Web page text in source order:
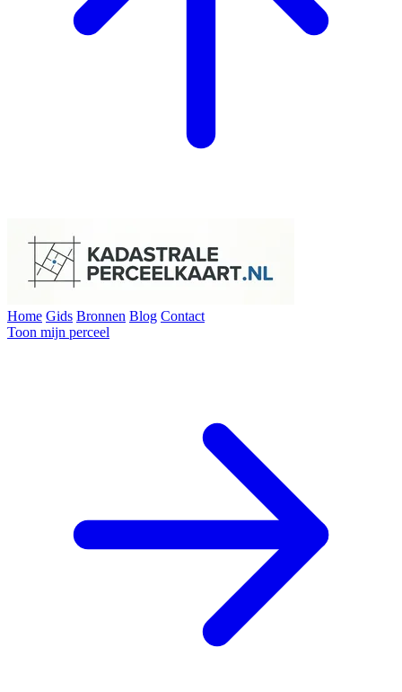
Home Gids Bronnen Blog Contact
Toon mijn perceel